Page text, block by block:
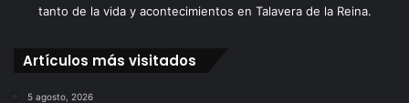
tanto de la vida y acontecimientos en Talavera de la Reina.
Artículos más visitados
5 agosto, 2026